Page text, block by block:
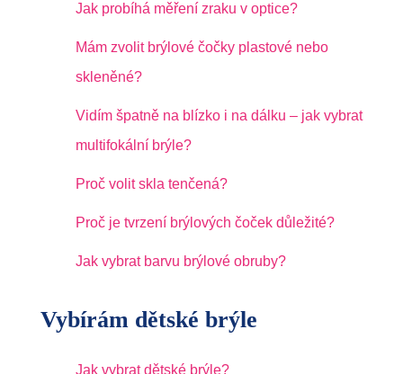
Jak probíhá měření zraku v optice?
Mám zvolit brýlové čočky plastové nebo
skleněné?
Vidím špatně na blízko i na dálku – jak vybrat
multifokální brýle?
Proč volit skla tenčená?
Proč je tvrzení brýlových čoček důležité?
Jak vybrat barvu brýlové obruby?
Vybírám dětské brýle
Jak vybrat dětské brýle?